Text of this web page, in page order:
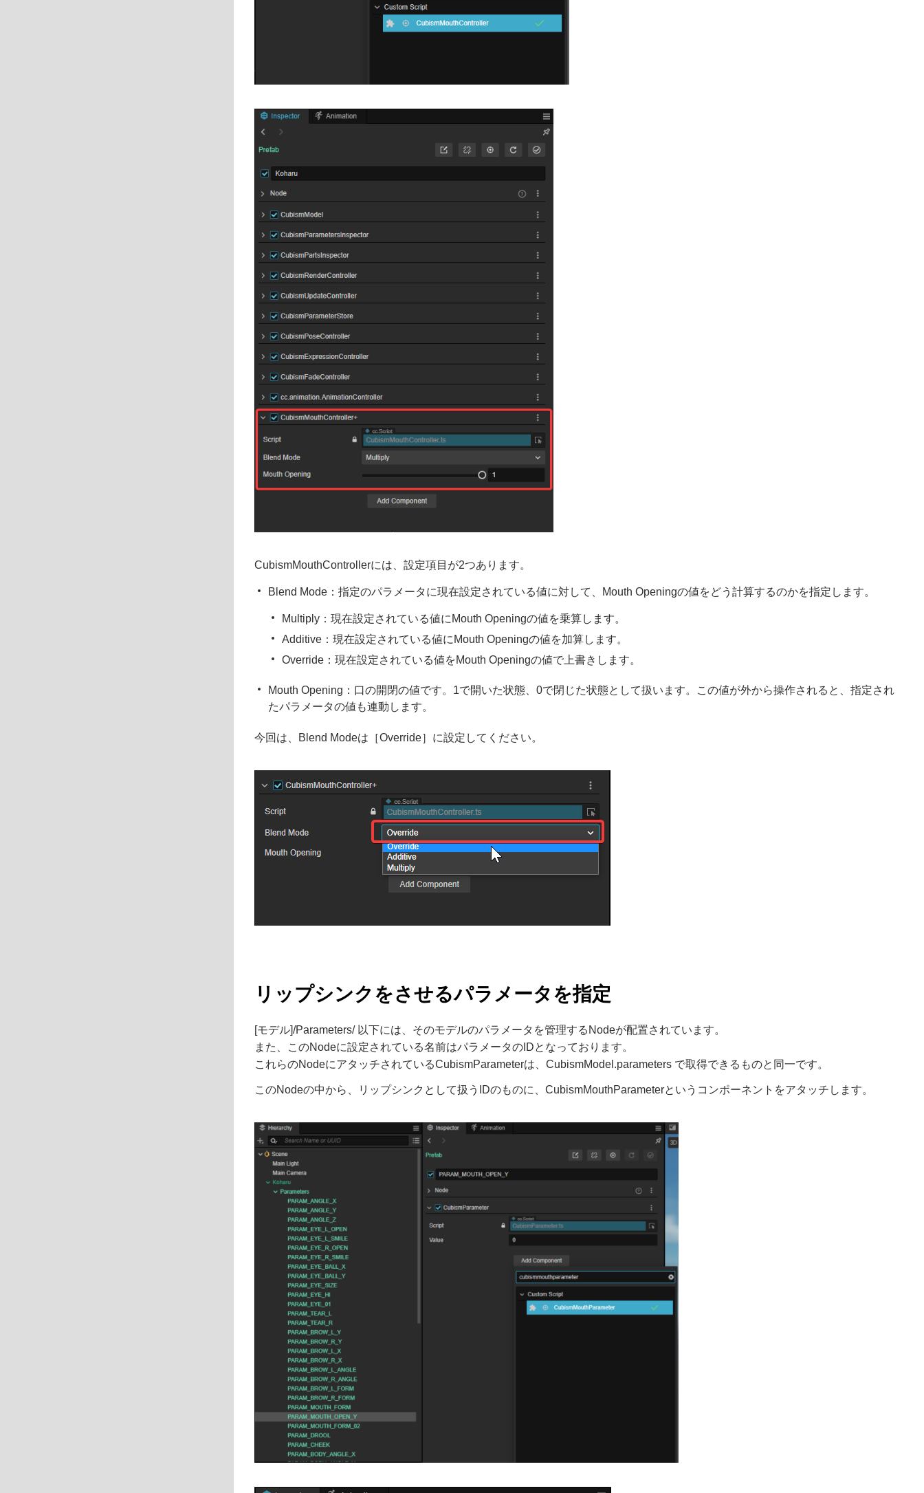
CubismMouthControllerには、設定項目が2つあります。
Blend Mode：指定のパラメータに現在設定されている値に対して、Mouth Openingの値をどう計算するのかを指定します。
Multiply：現在設定されている値にMouth Openingの値を乗算します。
Additive：現在設定されている値にMouth Openingの値を加算します。
Override：現在設定されている値をMouth Openingの値で上書きします。
Mouth Opening：口の開閉の値です。1で開いた状態、0で閉じた状態として扱います。この値が外から操作されると、指定され
たパラメータの値も連動します。
今回は、Blend Modeは［Override］に設定してください。
リップシンクをさせるパラメータを指定
[モデル]/Parameters/ 以下には、そのモデルのパラメータを管理するNodeが配置されています。
また、このNodeに設定されている名前はパラメータのIDとなっております。
これらのNodeにアタッチされているCubismParameterは、CubismModel.parameters で取得できるものと同一です。
このNodeの中から、リップシンクとして扱うIDのものに、CubismMouthParameterというコンポーネントをアタッチします。